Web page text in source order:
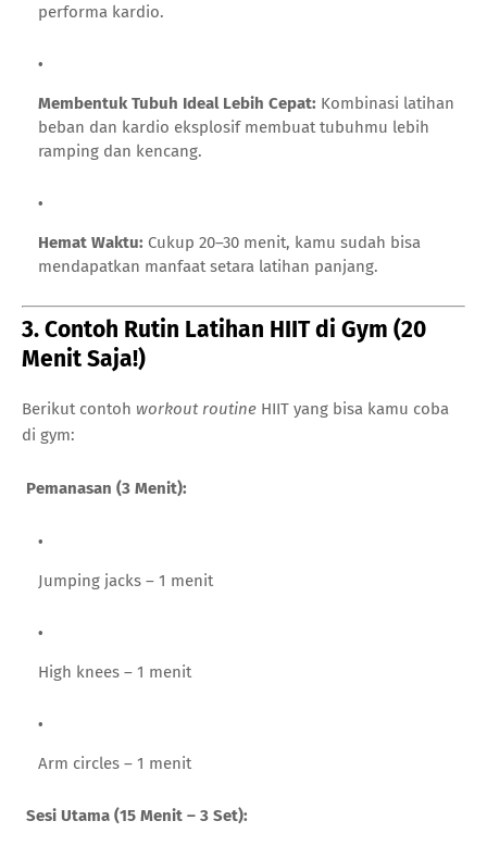
performa kardio.
Membentuk Tubuh Ideal Lebih Cepat: Kombinasi latihan
beban dan kardio eksplosif membuat tubuhmu lebih
ramping dan kencang.
Hemat Waktu: Cukup 20–30 menit, kamu sudah bisa
mendapatkan manfaat setara latihan panjang.
3. Contoh Rutin Latihan HIIT di Gym (20
Menit Saja!)
Berikut contoh workout routine HIIT yang bisa kamu coba
di gym:
Pemanasan (3 Menit):
Jumping jacks – 1 menit
High knees – 1 menit
Arm circles – 1 menit
Sesi Utama (15 Menit – 3 Set):